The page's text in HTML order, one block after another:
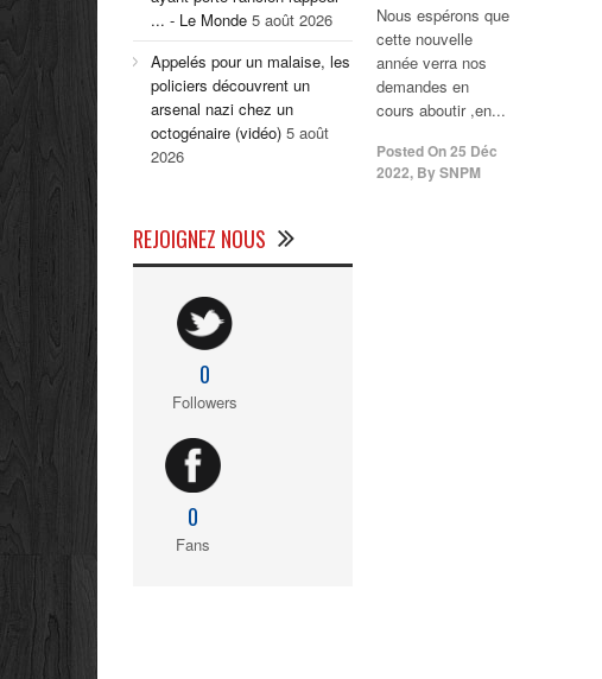
Nous espérons que
cette nouvelle
année verra nos
demandes en
cours aboutir ,en...
Posted On25 Déc
2022, BySNPM
... - Le Monde 5 août 2026
Appelés pour un malaise, les
policiers découvrent un
arsenal nazi chez un
octogénaire (vidéo) 5 août
2026
REJOIGNEZ NOUS
0
Followers
0
Fans